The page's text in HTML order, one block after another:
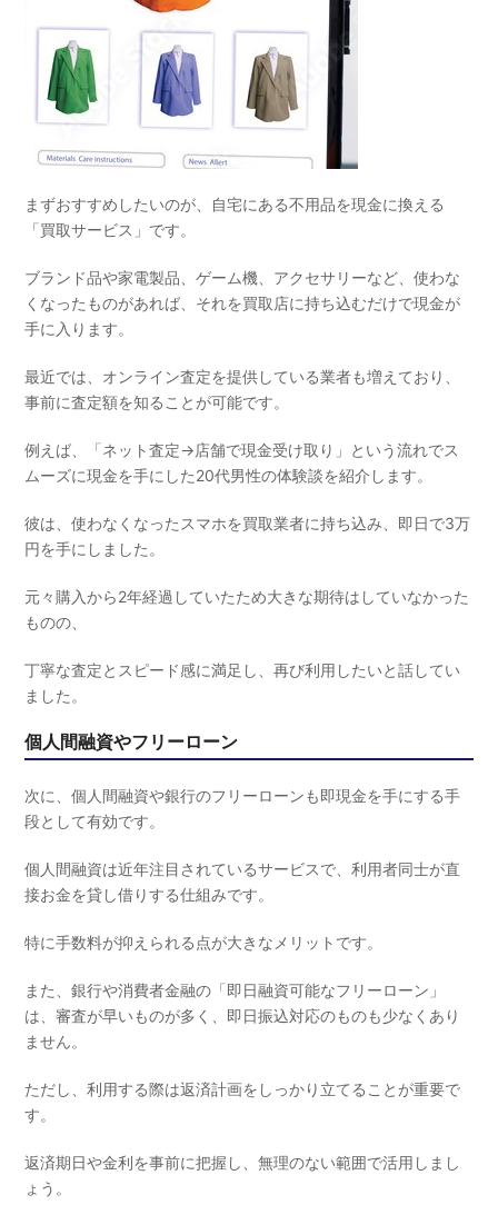
まずおすすめしたいのが、自宅にある不用品を現金に換える
「買取サービス」です。
ブランド品や家電製品、ゲーム機、アクセサリーなど、使わな
くなったものがあれば、それを買取店に持ち込むだけで現金が
手に入ります。
最近では、オンライン査定を提供している業者も増えており、
事前に査定額を知ることが可能です。
例えば、「ネット査定→店舗で現金受け取り」という流れでス
ムーズに現金を手にした20代男性の体験談を紹介します。
彼は、使わなくなったスマホを買取業者に持ち込み、即日で3万
円を手にしました。
元々購入から2年経過していたため大きな期待はしていなかった
ものの、
丁寧な査定とスピード感に満足し、再び利用したいと話してい
ました。
個人間融資やフリーローン
次に、個人間融資や銀行のフリーローンも即現金を手にする手
段として有効です。
個人間融資は近年注目されているサービスで、利用者同士が直
接お金を貸し借りする仕組みです。
特に手数料が抑えられる点が大きなメリットです。
また、銀行や消費者金融の「即日融資可能なフリーローン」
は、審査が早いものが多く、即日振込対応のものも少なくあり
ません。
ただし、利用する際は返済計画をしっかり立てることが重要で
す。
返済期日や金利を事前に把握し、無理のない範囲で活用しまし
ょう。